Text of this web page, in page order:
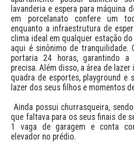
lavanderia e espera para máquina
em porcelanato confere um
enquanto a infraestrutura de
clima ideal em qualquer estação
aqui é sinônimo de tranquilidade.
portaria 24 horas, garantindo a
precisa. Além disso, a área de
quadra de esportes, playground e
lazer dos seus filhos e momentos
Ainda possui churrasqueira, sendo assim é o diferencial
que faltava para os seus finais de
1 vaga de garagem e conta
elevador no prédio.